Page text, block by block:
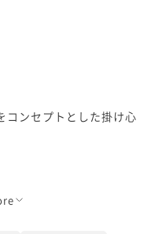
コンセプトとした掛け心